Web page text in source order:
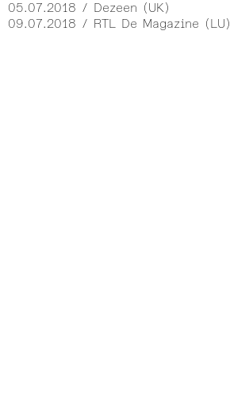
05.07.2018 / Dezeen (UK)
09.07.2018 / RTL De Magazine (LU)